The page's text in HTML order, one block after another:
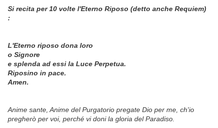
Si recita per 10 volte l'Eterno Riposo (detto anche Requiem)
:
L'Eterno riposo dona loro
o Signore
e splenda ad essi la Luce Perpetua.
Riposino in pace.
Amen.
Anime sante, Anime del Purgatorio pregate Dio per me, ch'io
pregherò per voi, perché vi doni la gloria del Paradiso.